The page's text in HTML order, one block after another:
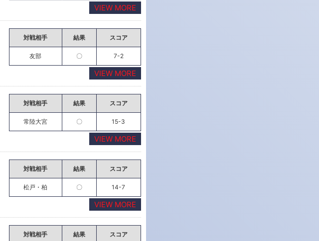
VIEW MORE
対戦相手 結果 スコア
友部 〇 7-2
VIEW MORE
対戦相手 結果 スコア
常陸大宮 〇 15-3
VIEW MORE
対戦相手 結果 スコア
松戸・柏 〇 14-7
VIEW MORE
対戦相手 結果 スコア